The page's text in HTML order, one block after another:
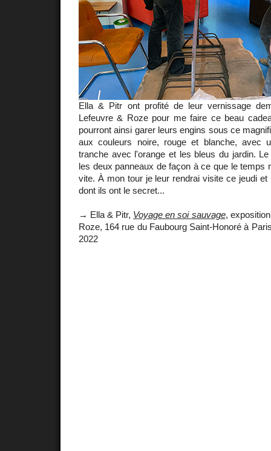
Ella & Pitr ont profité de leur vernissage
Lefeuvre & Roze pour me faire ce beau
pourront ainsi garer leurs engins sous ce
aux couleurs noire, rouge et blanche, avec
tranche avec l'orange et les bleus du jardin.
les deux panneaux de façon à ce que le temps
vite. À mon tour je leur rendrai visite ce jeudi et
dont ils ont le secret...
→ Ella & Pitr, Voyage en soi sauvage,
Roze, 164 rue du Faubourg Saint-Honoré à
2022